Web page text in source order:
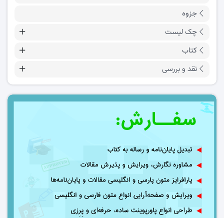
جزوه
چک لیست
کتاب
نقد و بررسی